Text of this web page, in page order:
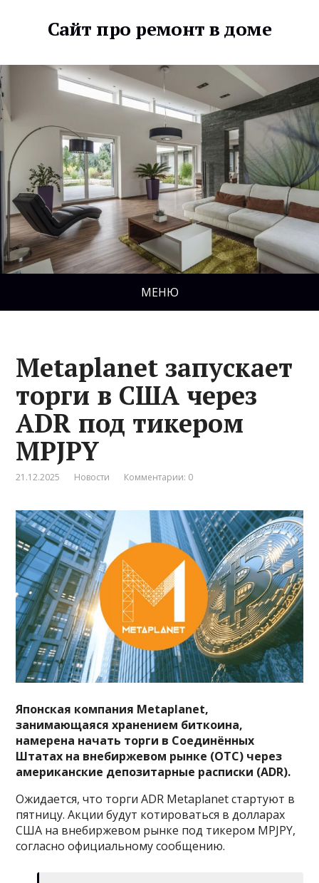
Сайт про ремонт в доме
МЕНЮ
Metaplanet запускает
торги в США через
ADR под тикером
MPJPY
21.12.2025 Новости Комментарии: 0
Японская компания Metaplanet,
занимающаяся хранением биткоина,
намерена начать торги в Соединённых
Штатах на внебиржевом рынке (OTC) через
американские депозитарные расписки (ADR).
Ожидается, что торги ADR Metaplanet стартуют в
пятницу. Акции будут котироваться в долларах
США на внебиржевом рынке под тикером MPJPY,
согласно официальному сообщению.